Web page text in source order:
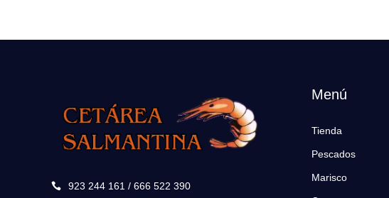
 923 244 161 / 666 522 390
Menú
Tienda
Pescados
Marisco